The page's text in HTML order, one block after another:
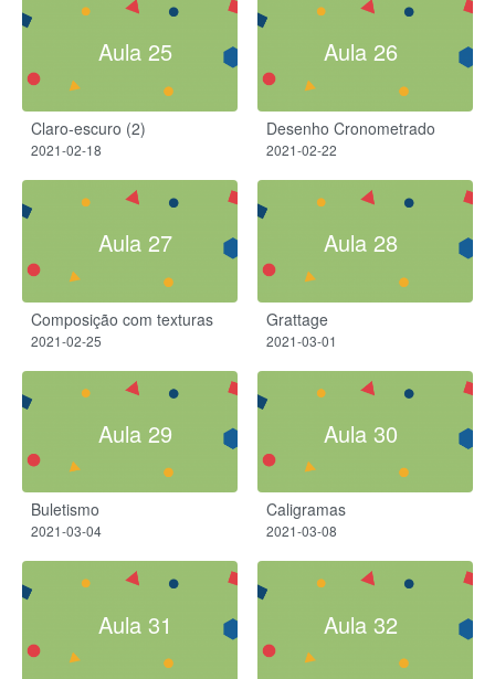
Aula 25
Claro-escuro (2)
2021-02-18
Aula 26
Desenho Cronometrado
2021-02-22
Aula 27
Composição com texturas
2021-02-25
Aula 28
Grattage
2021-03-01
Aula 29
Buletismo
2021-03-04
Aula 30
Caligramas
2021-03-08
Aula 31 Aula 32